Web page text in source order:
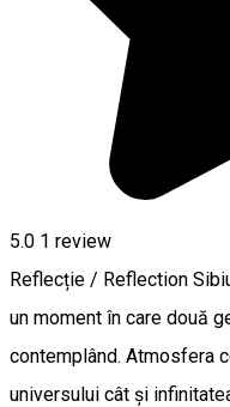
5.0 1 review
Reflecție / Reflection
un moment în care două
contemplând. Atmosfera
universului cât și